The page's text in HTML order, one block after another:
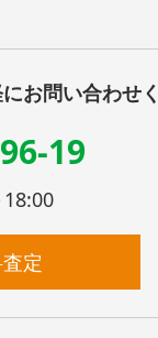
お問い合わせく
19
18:00
定